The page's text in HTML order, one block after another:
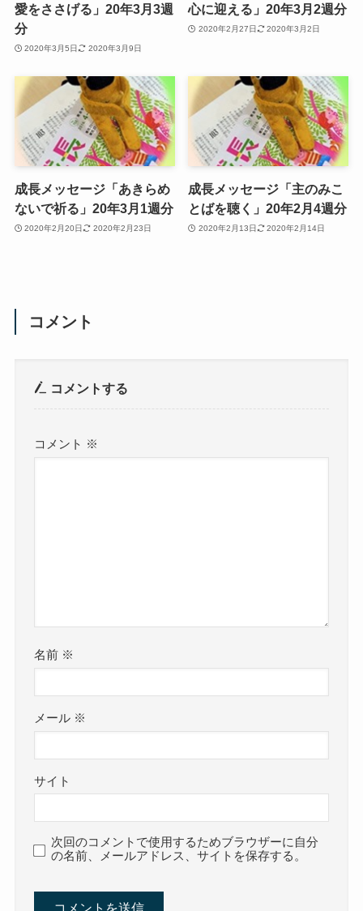
愛をささげる」20年3月3週
分
2020年3月5日 2020年3月9日
心に迎える」20年3月2週分
2020年2月27日 2020年3月2日
成長メッセージ「あきらめ
ないで祈る」20年3月1週分
2020年2月20日 2020年2月23日
成長メッセージ「主のみこ
とばを聴く」20年2月4週分
2020年2月13日 2020年2月14日
コメント
コメントする
コメント ※
名前 ※
メール ※
サイト
次回のコメントで使用するためブラウザーに自分
の名前、メールアドレス、サイトを保存する。